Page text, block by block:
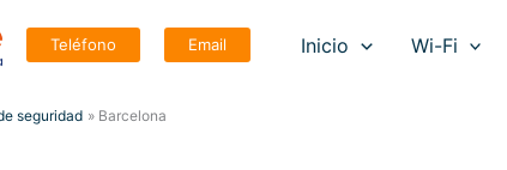
Teléfono Email Inicio Wi-Fi
seguridad Barcelona